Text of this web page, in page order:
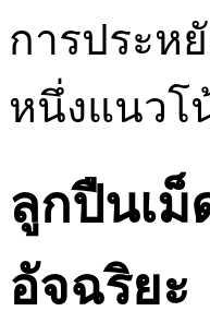
การประห
หนึ่งแนวโ
ลูกปืนเม็
อัจฉริยะ